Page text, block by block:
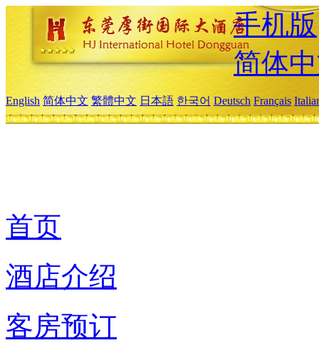
手机版
简体
English 简体中文 繁體中文 日本語 한국어 Deutsch Français
首页
酒店介绍
客房预订